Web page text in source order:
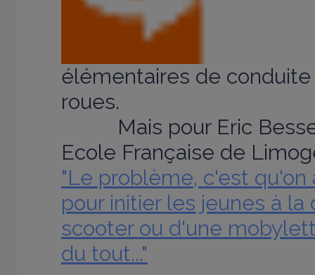
élémentaires de
roues.
Mais pour Eric
Ecole Française de
"Le problème, c'est qu'on
pour initier les jeunes à la
scooter ou d'une
du tout..."